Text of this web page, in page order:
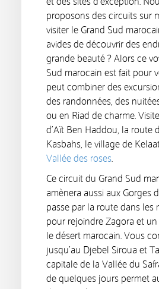
proposons des circuits sur
visiter le Grand Sud
avides de découvrir des
grande beauté ? Alors ce
Sud marocain est fait pour
peut combiner des
des randonnées, des
ou en Riad de charme.
d’Aït Ben Haddou, la route
Kasbahs, le village de
Vallée des roses.
Ce circuit du Grand Sud
amènera aussi aux Gorges
passe par la route dans les
pour rejoindre Zagora et
le désert marocain. Vous
jusqu’au Djebel Siroua et
capitale de la Vallée du
de quelques jours permet